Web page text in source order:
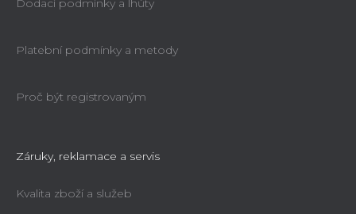
Dodací podmínky a lhůty
Platební podmínky a metody
Proč být registrovaným
Záruky, reklamace a servis
Kvalita zboží a služeb